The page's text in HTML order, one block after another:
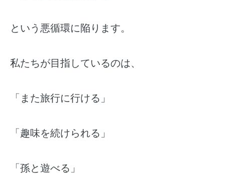
という悪循環に陥ります。
私たちが目指しているのは、
「また旅行に行ける」
「趣味を続けられる」
「孫と遊べる」